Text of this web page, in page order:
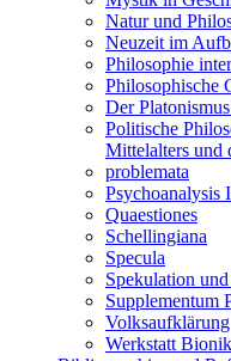
Natur und
Neuzeit im
Philosophie
Philosophische
Der
Politische
Mittelalters und
problemata
Psychoanalysis
Quaestiones
Schellingiana
Specula
Spekulation
Supplementum
Volksaufklärung
Werkstatt